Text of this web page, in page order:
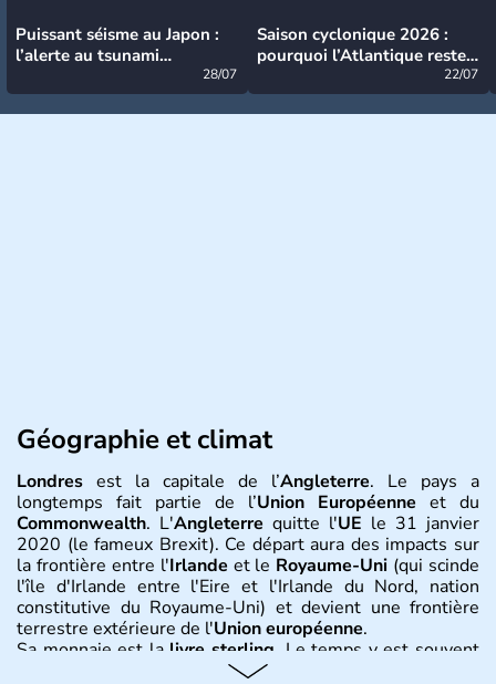
Puissant séisme au Japon :
l’alerte au tsunami
28/07
Saison cyclonique 2026 :
pourquoi l’Atlantique reste
22/07
Géographie et climat
Londres est la capitale de l’Angleterre. Le pays a
longtemps fait partie de l’Union Européenne et du
Commonwealth. L'Angleterre quitte l'UE le 31 janvier
2020 (le fameux Brexit). Ce départ aura des impacts sur
la frontière entre l'Irlande et le Royaume-Uni (qui scinde
l'île d'Irlande entre l'Eire et l'Irlande du Nord, nation
constitutive du Royaume-Uni) et devient une frontière
terrestre extérieure de l'Union européenne.
Sa monnaie est lalivre sterling . Le temps y est souvent
instable avec de nombreuses précipitations : il s’agit d’un